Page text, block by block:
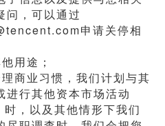
问，可以通过
申请关停相
用途；
商业习惯，我们计划与其
进行其他资本市场活动
时，以及其他情形下我们